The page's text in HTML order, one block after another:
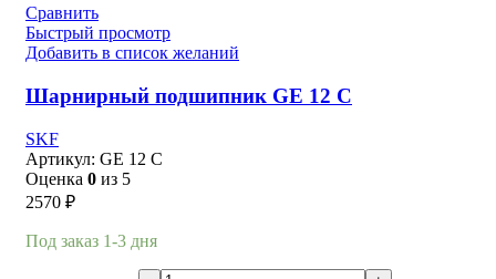
Сравнить
Быстрый просмотр
Добавить в список желаний
Шарнирный подшипник GE 12 C
SKF
Артикул: GE 12 C
Оценка 0 из 5
2570 ₽
Под заказ 1-3 дня